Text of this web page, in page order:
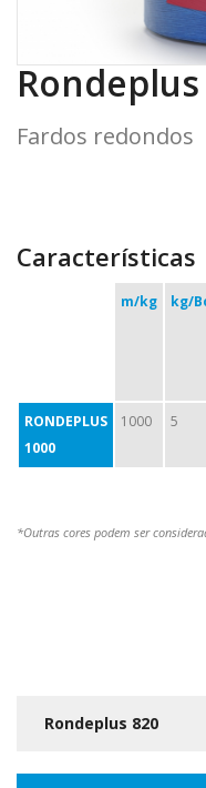
Rondeplus
Fardos redondos
Características
m/kg kg/
RONDEPLUS
1000
1000 5
*Outras cores podem ser
Rondeplus 820